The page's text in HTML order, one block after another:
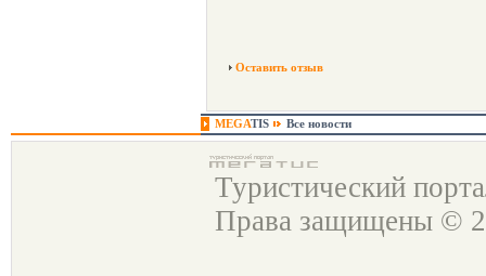
Оставить отзыв
MEGATIS Все новости
Туристический
Права защищены ©